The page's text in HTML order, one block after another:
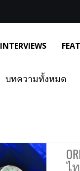
INTERVIEWS
บทความทั้งหมด
ไ